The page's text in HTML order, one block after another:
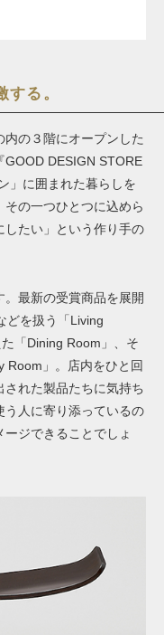
る。
の３階にオープンした
DESIGN STORE
」に囲まれた暮らしを
の一つひとつに込めら
たい」という作り手の
最新の受賞商品を展開
どを扱う「Living
「Dining Room」、そ
Room」。店内をひと回
された製品たちに気持ち
う人に寄り添っているの
ジできることでしょ